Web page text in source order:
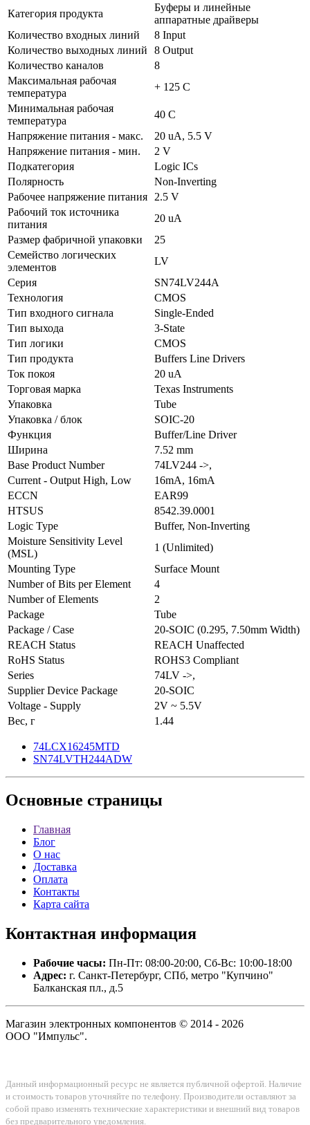
Категория продукта
Буферы и линейные
аппаратные драйверы
Количество входных линий
8 Input
Количество выходных линий
8 Output
Количество каналов
8
Максимальная рабочая
температура
+ 125 C
Минимальная рабочая
температура
40 C
Напряжение питания - макс.
20 uA, 5.5 V
Напряжение питания - мин.
2 V
Подкатегория
Logic ICs
Полярность
Non-Inverting
Рабочее напряжение питания
2.5 V
Рабочий ток источника
питания
20 uA
Размер фабричной упаковки
25
Семейство логических
элементов
LV
Серия
SN74LV244A
Технология
CMOS
Тип входного сигнала
Single-Ended
Тип выхода
3-State
Тип логики
CMOS
Тип продукта
Buffers Line Drivers
Ток покоя
20 uA
Торговая марка
Texas Instruments
Упаковка
Tube
Упаковка / блок
SOIC-20
Функция
Buffer/Line Driver
Ширина
7.52 mm
Base Product Number
74LV244 ->,
Current - Output High, Low
16mA, 16mA
ECCN
EAR99
HTSUS
8542.39.0001
Logic Type
Buffer, Non-Inverting
Moisture Sensitivity Level
(MSL)
1 (Unlimited)
Mounting Type
Surface Mount
Number of Bits per Element
4
Number of Elements
2
Package
Tube
Package / Case
20-SOIC (0.295, 7.50mm Width)
REACH Status
REACH Unaffected
RoHS Status
ROHS3 Compliant
Series
74LV ->,
Supplier Device Package
20-SOIC
Voltage - Supply
2V ~ 5.5V
Вес, г
1.44
74LCX16245MTD
SN74LVTH244ADW
Основные страницы
Главная
Блог
О нас
Доставка
Оплата
Контакты
Карта сайта
Контактная информация
Рабочие часы: Пн-Пт: 08:00-20:00, Сб-Вс: 10:00-18:00
Адрес: г. Санкт-Петербург, СПб, метро "Купчино"
Балканская пл., д.5
Магазин электронных компонентов © 2014 - 2026
ООО "Импульс".
Данный информационный ресурс не является публичной офертой. Наличие
и стоимость товаров уточняйте по телефону. Производители оставляют за
собой право изменять технические характеристики и внешний вид товаров
без предварительного уведомления.